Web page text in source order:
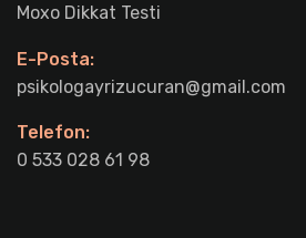
Moxo Dikkat Testi
E-Posta:
psikologayrizucuran@gmail.com
Telefon:
0 533 028 61 98